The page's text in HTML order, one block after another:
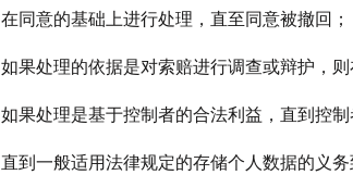
在同意的基础上进行处理，直至同意被撤回；
如果处理的依据是对索赔进行调查或辩护，则
如果处理是基于控制者的合法利益，直到控
直到一般适用法律规定的存储个人数据的义务